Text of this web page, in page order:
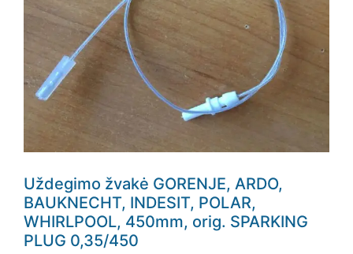
Uždegimo žvakė GORENJE, ARDO,
BAUKNECHT, INDESIT, POLAR,
WHIRLPOOL, 450mm, orig. SPARKING
PLUG 0,35/450